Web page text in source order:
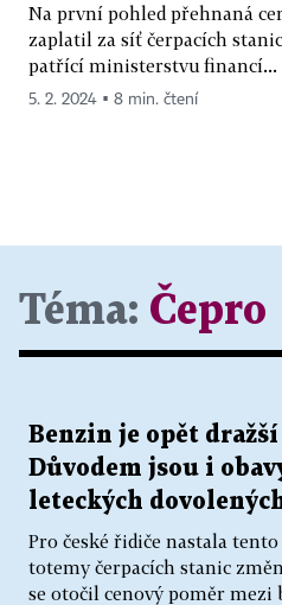
Na první pohled přehnaná
zaplatil za síť čerpacích
patřící ministerstvu financí...
5. 2. 2024 ▪ 8 min. čtení
Téma: Čepro
Benzin je opět dražší
Důvodem jsou i
leteckých
Pro české řidiče nastala
totemy čerpacích stanic
se otočil cenový poměr